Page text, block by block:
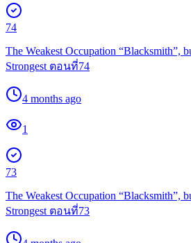
74
The Weakest Occupation “Blacksmith”,
Strongest ตอนที่74
4 months ago
1
73
The Weakest Occupation “Blacksmith”,
Strongest ตอนที่73